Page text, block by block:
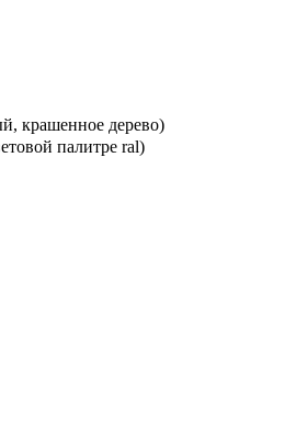
крашенное дерево)
палитре ral)